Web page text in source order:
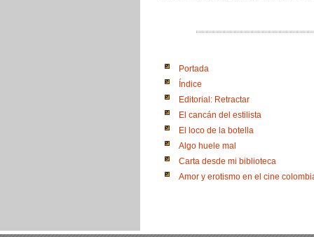
Portada
Índice
Editorial: Retractar
El cancán del estilista
El loco de la botella
Algo huele mal
Carta desde mi biblioteca
Amor y erotismo en el cine